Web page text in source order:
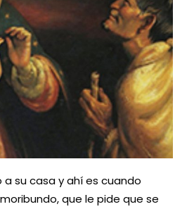
a su casa y ahí es cuando
que le pide que se